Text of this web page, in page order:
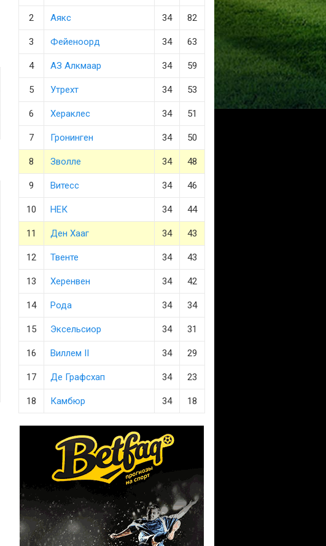
2 Аякс 34 82
3 Фейеноорд 34 63
4 АЗ Алкмаар 34 59
5 Утрехт 34 53
6 Хераклес 34 51
7 Гронинген 34 50
8 Зволле 34 48
9 Витесс 34 46
10 НЕК 34 44
11 Ден Хааг 34 43
12 Твенте 34 43
13 Херенвен 34 42
14 Рода 34 34
15 Эксельсиор 34 31
16 Виллем II 34 29
17 Де Графсхап 34 23
18 Камбюр 34 18